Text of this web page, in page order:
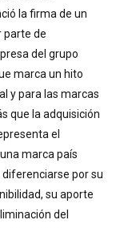
la firma de un
parte de
del grupo
marca un hito
y para las marcas
que la adquisición
el
marca país
diferenciarse por su
su aporte
del